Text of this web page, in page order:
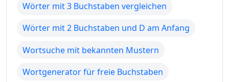
Wörter mit 3 Buchstaben vergleichen
Wörter mit 2 Buchstaben und D am Anfang
Wortsuche mit bekannten Mustern
Wortgenerator für freie Buchstaben